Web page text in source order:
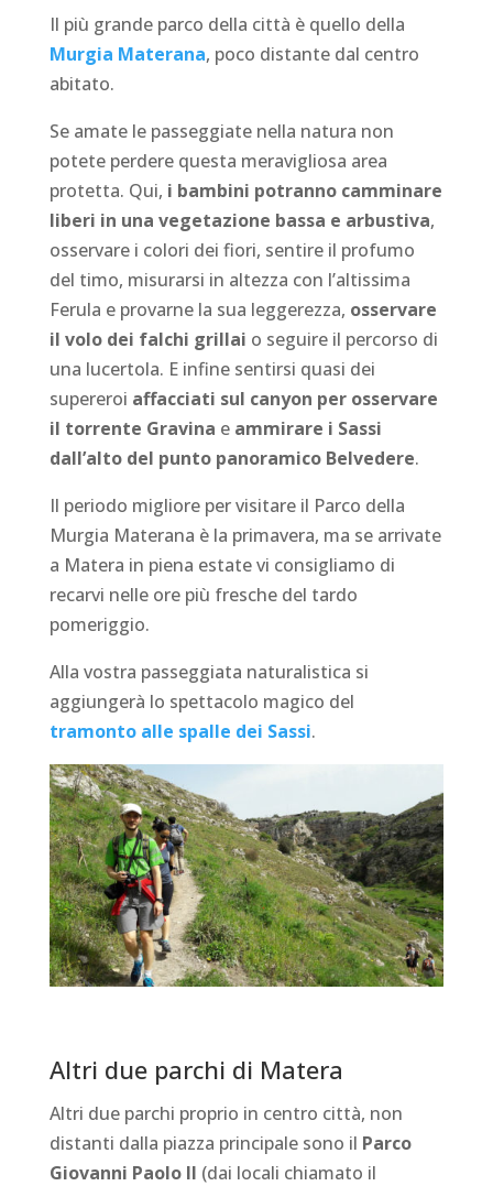
Il più grande parco della città è quello della
Murgia Materana, poco distante dal centro
abitato.
Se amate le passeggiate nella natura non
potete perdere questa meravigliosa area
protetta. Qui, i bambini potranno camminare
liberi in una vegetazione bassa e arbustiva,
osservare i colori dei fiori, sentire il profumo
del timo, misurarsi in altezza con l’altissima
Ferula e provarne la sua leggerezza, osservare
il volo dei falchi grillai o seguire il percorso di
una lucertola. E infine sentirsi quasi dei
supereroi affacciati sul canyon per osservare
il torrente Gravina e ammirare i Sassi
dall’alto del punto panoramico Belvedere.
Il periodo migliore per visitare il Parco della
Murgia Materana è la primavera, ma se arrivate
a Matera in piena estate vi consigliamo di
recarvi nelle ore più fresche del tardo
pomeriggio.
Alla vostra passeggiata naturalistica si
aggiungerà lo spettacolo magico del
tramonto alle spalle dei Sassi.
Altri due parchi di Matera
Altri due parchi proprio in centro città, non
distanti dalla piazza principale sono il Parco
Giovanni Paolo II (dai locali chiamato il